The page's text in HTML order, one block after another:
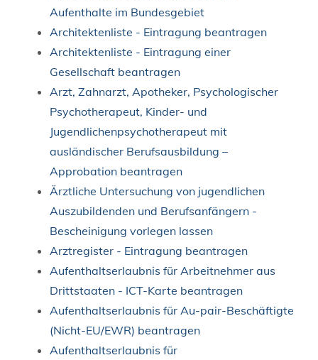
Aufenthalte im Bundesgebiet
Architektenliste - Eintragung beantragen
Architektenliste - Eintragung einer
Gesellschaft beantragen
Arzt, Zahnarzt, Apotheker, Psychologischer
Psychotherapeut, Kinder- und
Jugendlichenpsychotherapeut mit
ausländischer Berufsausbildung –
Approbation beantragen
Ärztliche Untersuchung von jugendlichen
Auszubildenden und Berufsanfängern -
Bescheinigung vorlegen lassen
Arztregister - Eintragung beantragen
Aufenthaltserlaubnis für Arbeitnehmer aus
Drittstaaten - ICT-Karte beantragen
Aufenthaltserlaubnis für Au-pair-Beschäftigte
(Nicht-EU/EWR) beantragen
Aufenthaltserlaubnis für